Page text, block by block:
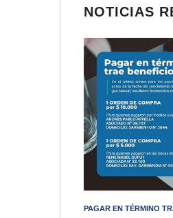
NOTICIAS
PAGAR EN TÉRMINO